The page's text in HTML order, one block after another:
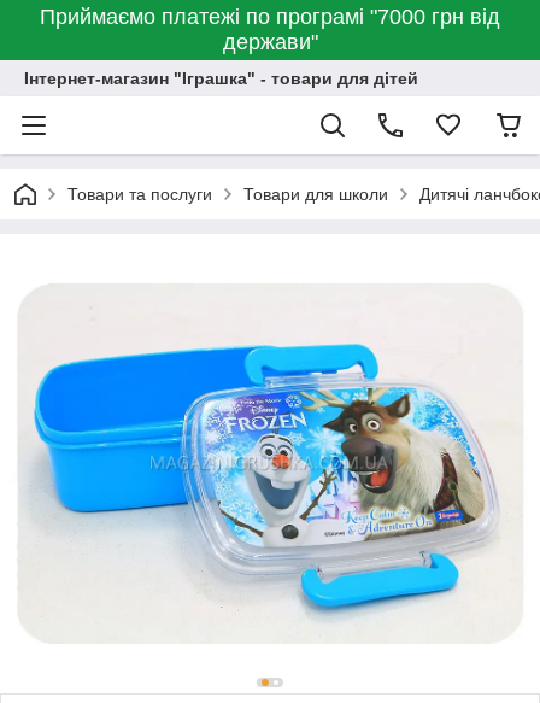
Приймаємо платежі по програмі "7000 грн від
держави"
Інтернет-магазин "Іграшка" - товари для дітей
Товари та послуги Товари для школи Дитячі